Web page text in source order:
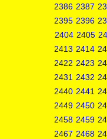
2386 2387
2395 2396
2404 2405
2413 2414
2422 2423
2431 2432
2440 2441
2449 2450
2458 2459
2467 2468